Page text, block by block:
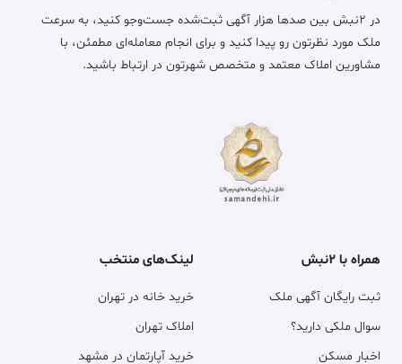
در ۲نبش بین صدها هزار آگهی ثبت‌شده جست‌وجو کنید، به سرعت
ملک مورد نظرتون رو پیدا کنید و برای انجام معامله‌ای مطمئن، با
مشاورین املاک معتمد و متخصص شهرتون در ارتباط باشید.
همراه با ۲نبش
ثبت رایگان آگهی ملک
سوال ملکی دارید؟
اخبار مسکن
لینک‌های منتخب
خرید خانه در تهران
املاک تهران
خرید آپارتمان در مشهد